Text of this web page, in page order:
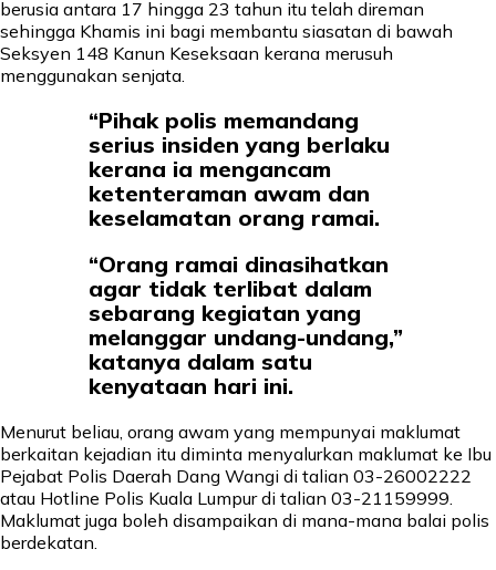
berusia antara 17 hingga 23 tahun itu telah direman
sehingga Khamis ini bagi membantu siasatan di bawah
Seksyen 148 Kanun Keseksaan kerana merusuh
menggunakan senjata.
“Pihak polis memandang
serius insiden yang berlaku
kerana ia mengancam
ketenteraman awam dan
keselamatan orang ramai.
“Orang ramai dinasihatkan
agar tidak terlibat dalam
sebarang kegiatan yang
melanggar undang-undang,”
katanya dalam satu
kenyataan hari ini.
Menurut beliau, orang awam yang mempunyai maklumat
berkaitan kejadian itu diminta menyalurkan maklumat ke Ibu
Pejabat Polis Daerah Dang Wangi di talian 03-26002222
atau Hotline Polis Kuala Lumpur di talian 03-21159999.
Maklumat juga boleh disampaikan di mana-mana balai polis
berdekatan.